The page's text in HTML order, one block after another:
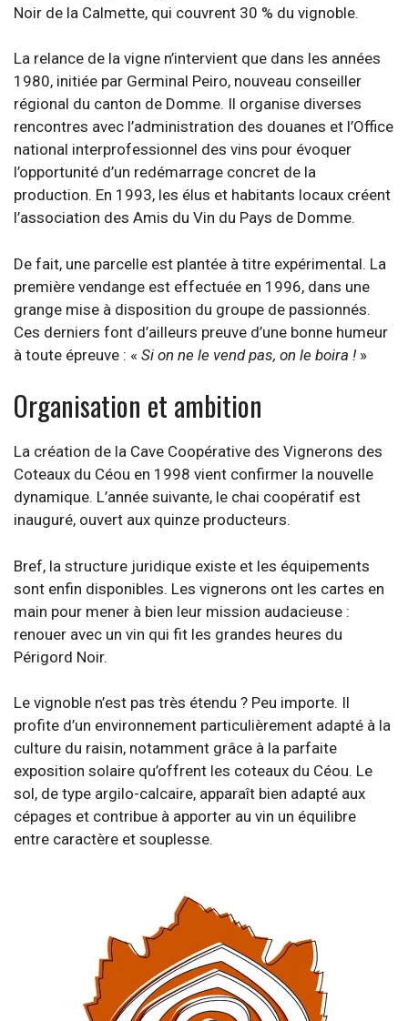
Noir de la Calmette, qui couvrent 30 % du vignoble.
La relance de la vigne n’intervient que dans les années
1980, initiée par Germinal Peiro, nouveau conseiller
régional du canton de Domme. Il organise diverses
rencontres avec l’administration des douanes et l’Office
national interprofessionnel des vins pour évoquer
l’opportunité d’un redémarrage concret de la
production. En 1993, les élus et habitants locaux créent
l’association des Amis du Vin du Pays de Domme.
De fait, une parcelle est plantée à titre expérimental. La
première vendange est effectuée en 1996, dans une
grange mise à disposition du groupe de passionnés.
Ces derniers font d’ailleurs preuve d’une bonne humeur
à toute épreuve : « Si on ne le vend pas, on le boira ! »
Organisation et ambition
La création de la Cave Coopérative des Vignerons des
Coteaux du Céou en 1998 vient confirmer la nouvelle
dynamique. L’année suivante, le chai coopératif est
inauguré, ouvert aux quinze producteurs.
Bref, la structure juridique existe et les équipements
sont enfin disponibles. Les vignerons ont les cartes en
main pour mener à bien leur mission audacieuse :
renouer avec un vin qui fit les grandes heures du
Périgord Noir.
Le vignoble n’est pas très étendu ? Peu importe. Il
profite d’un environnement particulièrement adapté à la
culture du raisin, notamment grâce à la parfaite
exposition solaire qu’offrent les coteaux du Céou. Le
sol, de type argilo-calcaire, apparaît bien adapté aux
cépages et contribue à apporter au vin un équilibre
entre caractère et souplesse.